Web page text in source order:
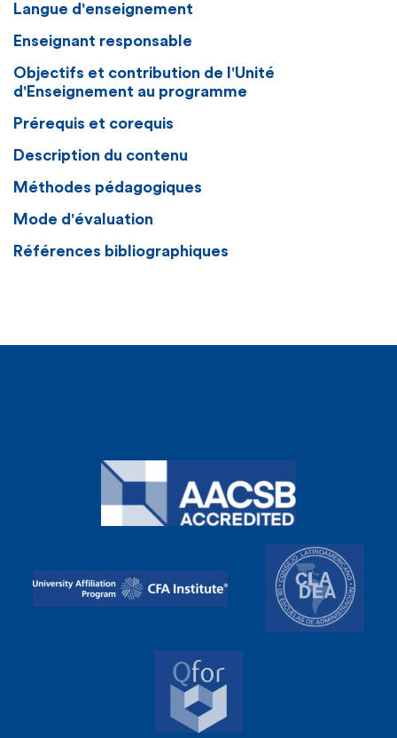
Langue d'enseignement
Enseignant responsable
Objectifs et contribution de l'Unité
d'Enseignement au programme
Prérequis et corequis
Description du contenu
Méthodes pédagogiques
Mode d'évaluation
Références bibliographiques